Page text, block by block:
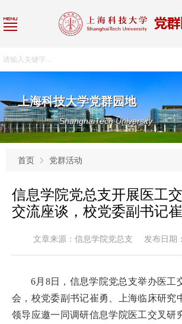
上海科技大学党群园地
ShanghaiTech University
首页 党群活动
信息学院党总支开展医工
交流座谈，校党委副书记
文章来源：信息学院党总支 发布日期
6月 8日，信息学院党总支举办医工
会 ， 校党委副书记崔勇
上海临床研
领导应邀一同调研信息学院医工交叉研